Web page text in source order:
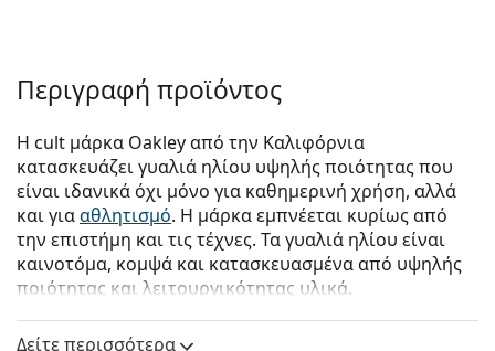
Περιγραφή προϊόντος
Η cult μάρκα Oakley από την Καλιφόρνια
κατασκευάζει γυαλιά ηλίου υψηλής ποιότητας που
είναι ιδανικά όχι μόνο για καθημερινή χρήση, αλλά
και γιααθλητισμό. Η μάρκα εμπνέεται κυρίως από
την επιστήμη και τις τέχνες. Τα γυαλιά ηλίου είναι
καινοτόμα, κομψά και κατασκευασμένα από υψηλής
ποιότητας και λειτουργικότητας υλικά.
Oakley Jawbreaker OO 9290 55 31είναι αντρικά
Δείτε περισσότερα